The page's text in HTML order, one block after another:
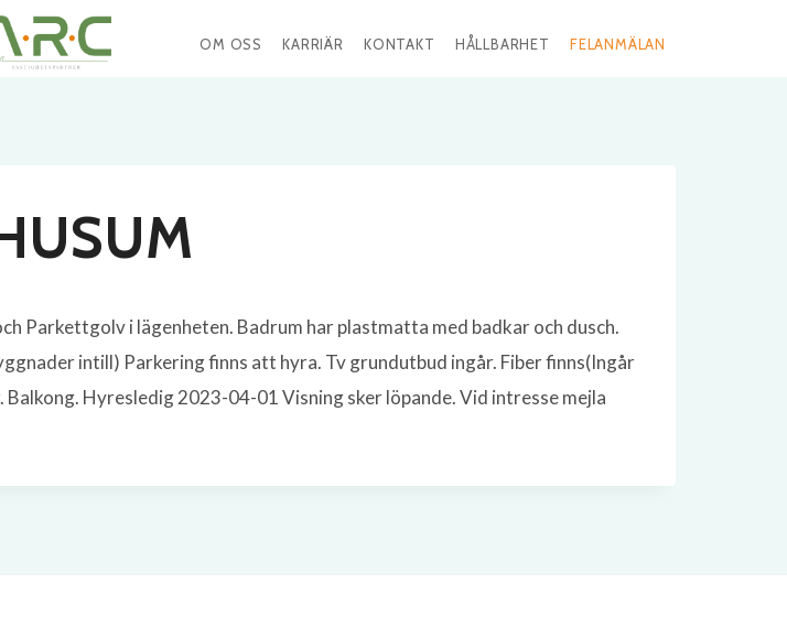
OM OSS KARRIÄR KONTAKT HÅLLBARHET FELANMÄLAN
Parkettgolv i lägenheten. Badrum har plastmatta med badkar och dusch.
intill) Parkering finns att hyra. Tv grundutbud ingår. Fiber finns(Ingår
Hyresledig 2023-04-01 Visning sker löpande. Vid intresse mejla